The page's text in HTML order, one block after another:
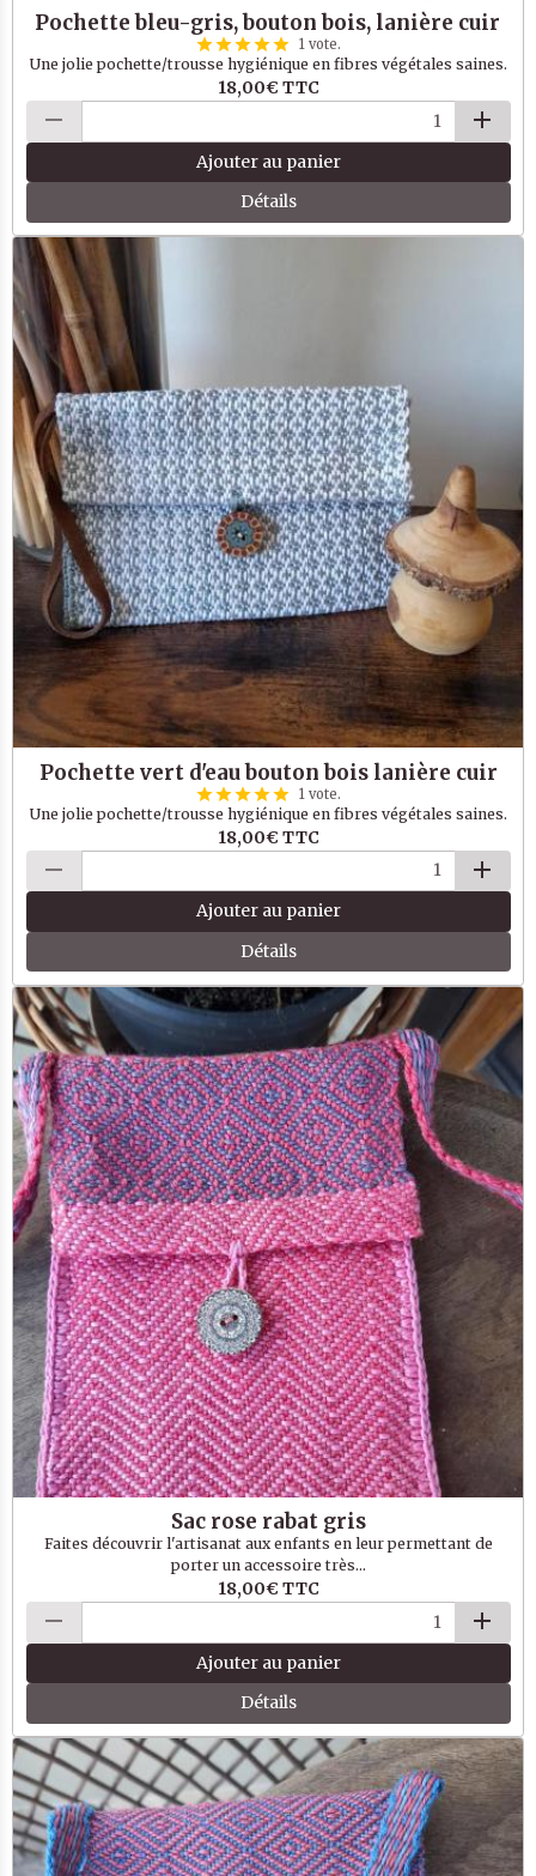
Pochette bleu-gris, bouton bois, lanière cuir
1 vote.
Une jolie pochette/trousse hygiénique en fibres végétales saines.
18,00€ TTC
Ajouter au panier
Détails
Pochette vert d'eau bouton bois lanière cuir
1 vote.
Une jolie pochette/trousse hygiénique en fibres végétales saines.
18,00€ TTC
Ajouter au panier
Détails
Sac rose rabat gris
Faites découvrir l'artisanat aux enfants en leur permettant de
porter un accessoire très...
18,00€ TTC
Ajouter au panier
Détails